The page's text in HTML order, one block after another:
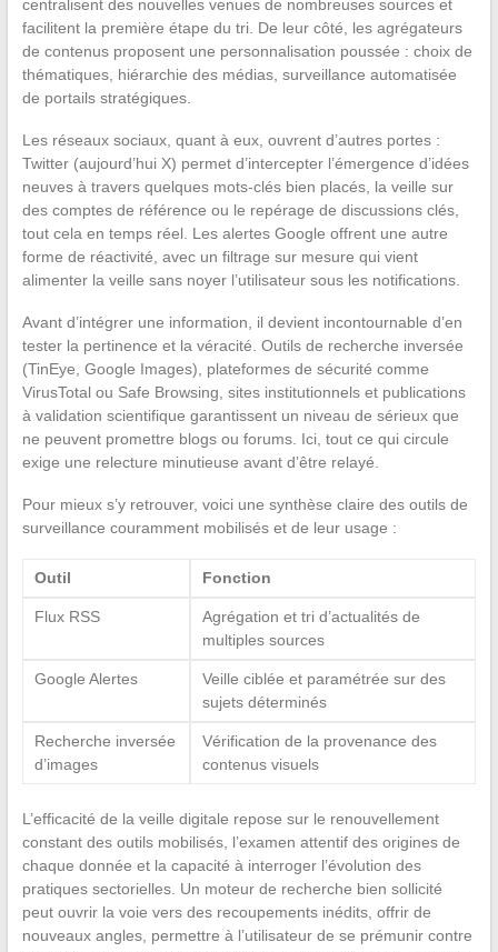
centralisent des nouvelles venues de nombreuses sources et
facilitent la première étape du tri. De leur côté, les agrégateurs
de contenus proposent une personnalisation poussée : choix de
thématiques, hiérarchie des médias, surveillance automatisée
de portails stratégiques.
Les réseaux sociaux, quant à eux, ouvrent d’autres portes :
Twitter (aujourd’hui X) permet d’intercepter l’émergence d’idées
neuves à travers quelques mots-clés bien placés, la veille sur
des comptes de référence ou le repérage de discussions clés,
tout cela en temps réel. Les alertes Google offrent une autre
forme de réactivité, avec un filtrage sur mesure qui vient
alimenter la veille sans noyer l’utilisateur sous les notifications.
Avant d’intégrer une information, il devient incontournable d’en
tester la pertinence et la véracité. Outils de recherche inversée
(TinEye, Google Images), plateformes de sécurité comme
VirusTotal ou Safe Browsing, sites institutionnels et publications
à validation scientifique garantissent un niveau de sérieux que
ne peuvent promettre blogs ou forums. Ici, tout ce qui circule
exige une relecture minutieuse avant d’être relayé.
Pour mieux s’y retrouver, voici une synthèse claire des outils de
surveillance couramment mobilisés et de leur usage :
Outil Fonction
Flux RSS
Agrégation et tri d’actualités de
multiples sources
Google Alertes
Veille ciblée et paramétrée sur des
sujets déterminés
Recherche inversée
d’images
Vérification de la provenance des
contenus visuels
L’efficacité de la veille digitale repose sur le renouvellement
constant des outils mobilisés, l’examen attentif des origines de
chaque donnée et la capacité à interroger l’évolution des
pratiques sectorielles. Un moteur de recherche bien sollicité
peut ouvrir la voie vers des recoupements inédits, offrir de
nouveaux angles, permettre à l’utilisateur de se prémunir contre